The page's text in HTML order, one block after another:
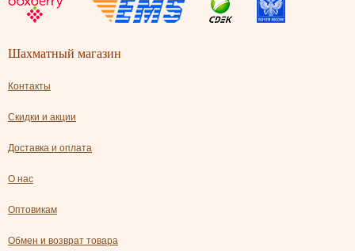
Шахматный магазин
Контакты
Скидки и акции
Доставка и оплата
О нас
Оптовикам
Обмен и возврат товара